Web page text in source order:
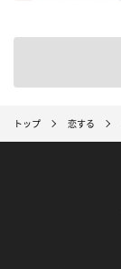
トップ 恋する